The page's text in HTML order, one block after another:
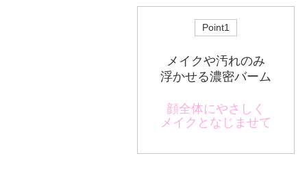
Point1
メイクや汚れのみ
浮かせる濃密バーム
顔全体にやさしく
メイクとなじませて